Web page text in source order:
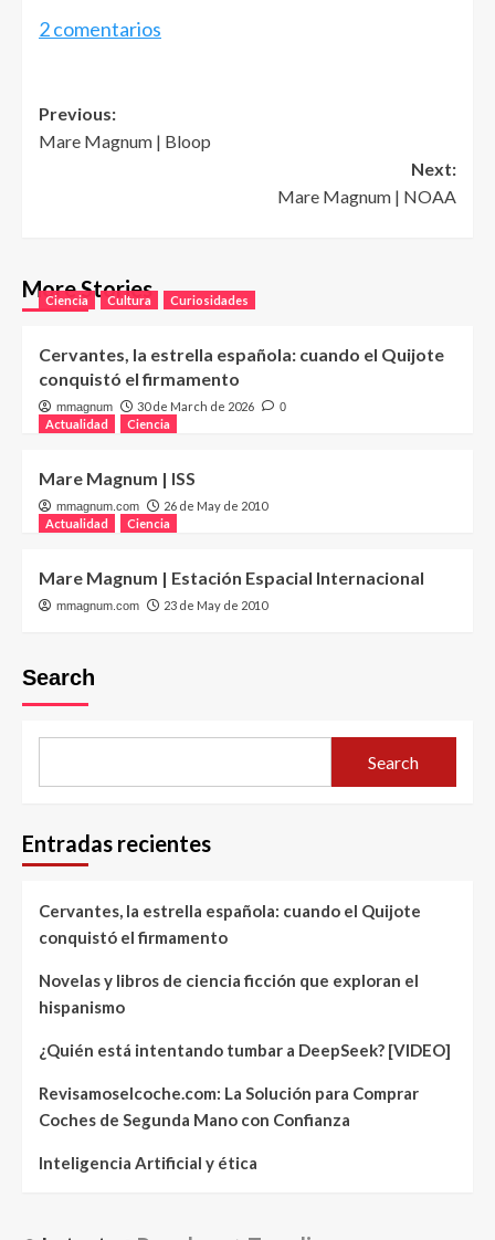
2 comentarios
Post
navigation
Previous:
Mare Magnum | Bloop
Next:
Mare Magnum | NOAA
More Stories
Ciencia Cultura Curiosidades
Cervantes, la estrella española: cuando el Quijote
conquistó el firmamento
mmagnum 30 de March de 2026 0
Actualidad Ciencia
Mare Magnum | ISS
mmagnum.com
26 de May de 2010
Actualidad
Ciencia
Mare Magnum | Estación Espacial Internacional
mmagnum.com 23 de May de 2010
Search
Search
Entradas recientes
Cervantes, la estrella española: cuando el Quijote
conquistó el firmamento
Novelas y libros de ciencia ficción que exploran el
hispanismo
¿Quién está intentando tumbar a DeepSeek? [VIDEO]
Revisamoselcoche.com: La Solución para Comprar
Coches de Segunda Mano con Confianza
Inteligencia Artificial y ética